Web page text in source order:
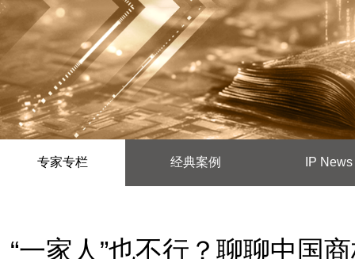
专家专栏 经典案例 IP News
“一家人”也不行？聊聊中国